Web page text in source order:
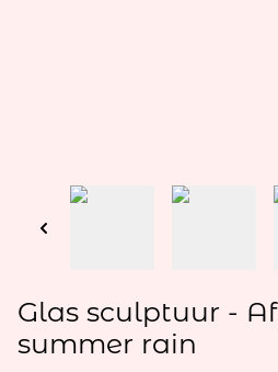
Glas sculptuur -
summer rain